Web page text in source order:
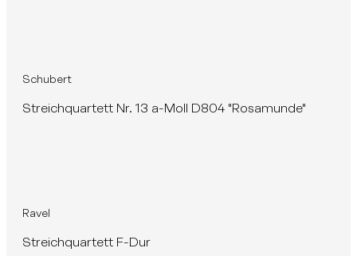
Schubert
Streichquartett Nr. 13 a-Moll D804 "Rosamunde"
Ravel
Streichquartett F-Dur